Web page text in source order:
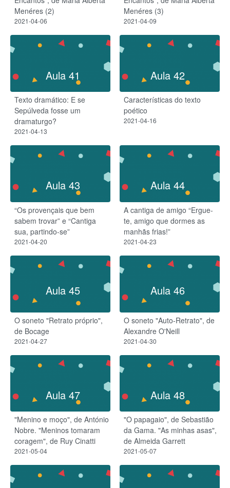
Menéres (2)
2021-04-06
Menéres (3)
2021-04-09
Aula 41
Texto dramático: E se
Sepúlveda fosse um
dramaturgo?
2021-04-13
Aula 42
Características do texto
poético
2021-04-16
Aula 43
“Os provençais que bem
sabem trovar” e “Cantiga
sua, partindo-se”
2021-04-20
Aula 44
A cantiga de amigo “Ergue-
te, amigo que dormes as
manhãs frias!”
2021-04-23
Aula 45
O soneto "Retrato próprio",
de Bocage
2021-04-27
Aula 46
O soneto "Auto-Retrato", de
Alexandre O'Neill
2021-04-30
Aula 47
"Menino e moço", de António
Nobre. "Meninos tomaram
coragem", de Ruy Cinatti
2021-05-04
Aula 48
"O papagaio", de Sebastião
da Gama. "As minhas asas",
de Almeida Garrett
2021-05-07